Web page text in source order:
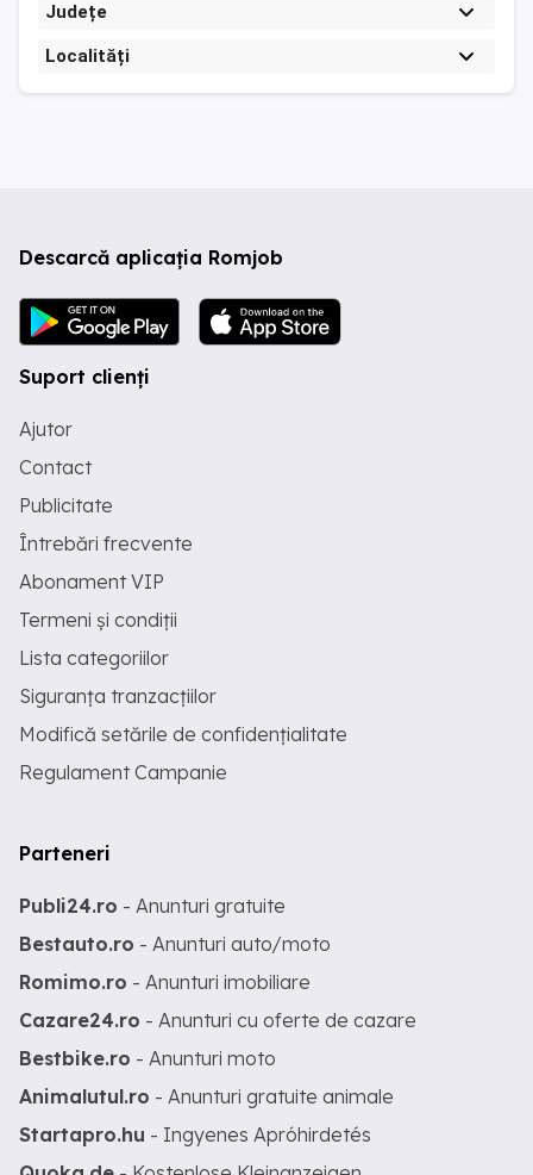
Județe
Localități
Descarcă aplicația Romjob
Suport clienți
Ajutor
Contact
Publicitate
Întrebări frecvente
Abonament VIP
Termeni și condiții
Lista categoriilor
Siguranța tranzacțiilor
Modifică setările de confidențialitate
Regulament Campanie
Parteneri
Publi24.ro - Anunturi gratuite
Bestauto.ro - Anunturi auto/moto
Romimo.ro - Anunturi imobiliare
Cazare24.ro - Anunturi cu oferte de cazare
Bestbike.ro - Anunturi moto
Animalutul.ro - Anunturi gratuite animale
Startapro.hu - Ingyenes Apróhirdetés